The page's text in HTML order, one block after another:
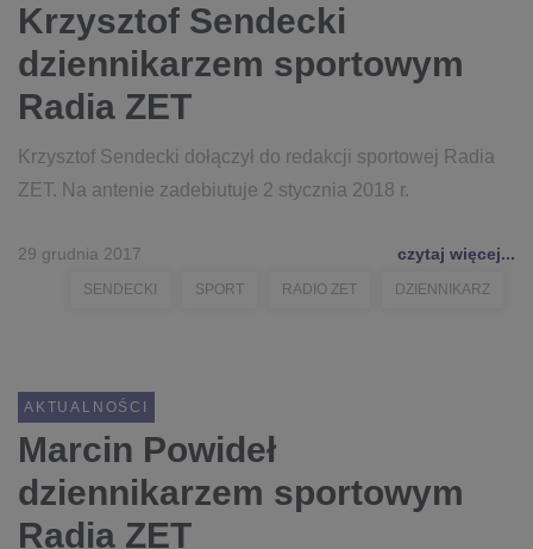
Krzysztof Sendecki
dziennikarzem sportowym
Radia ZET
Krzysztof Sendecki dołączył do redakcji sportowej Radia
ZET. Na antenie zadebiutuje 2 stycznia 2018 r.
29 grudnia 2017 czytaj więcej...
SENDECKI SPORT RADIO ZET DZIENNIKARZ
AKTUALNOŚCI
Marcin Powideł
dziennikarzem sportowym
Radia ZET